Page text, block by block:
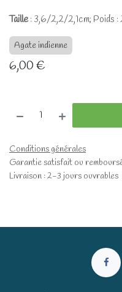
Taille : 3,6/2,2/2,1cm; Poids :
Agate indienne
6,00€
Conditions générales
Garantie satisfait ou
Livraison : 2-3 jours ouvrables